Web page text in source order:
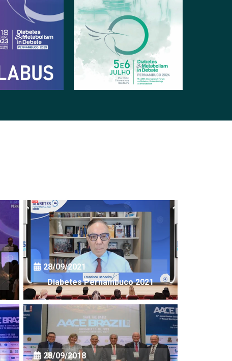
28/09/2021
Diabetes Pernambuco 2021
28/09/2018